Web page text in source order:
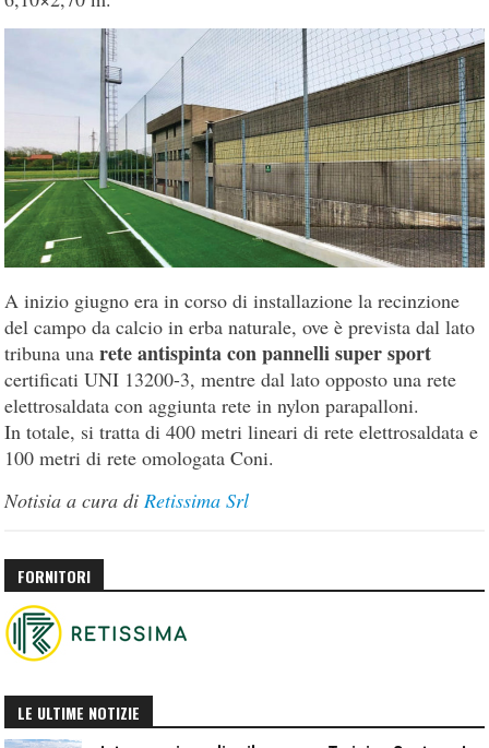
A inizio giugno era in corso di installazione la recinzione
del campo da calcio in erba naturale, ove è prevista dal lato
tribuna unarete antispinta con pannelli super sport
certificati UNI 13200-3, mentre dal lato opposto una rete
elettrosaldata con aggiunta rete in nylon parapalloni.
In totale, si tratta di 400 metri lineari di rete elettrosaldata e
100 metri di rete omologata Coni.
Notisia a cura diRetissima Srl
FORNITORI
LE ULTIME NOTIZIE